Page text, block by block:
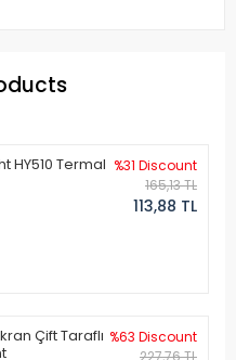
HY510 Termal %31 Discount
165,13 TL
113,88 TL
Çift Taraflı %63 Discount
227,76 TL